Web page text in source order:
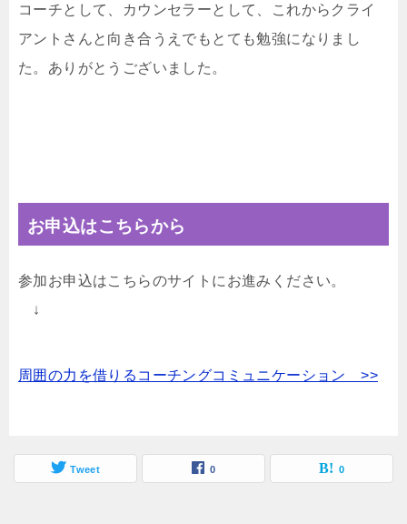
コーチとして、カウンセラーとして、これからクライ
アントさんと向き合うえでもとても勉強になりまし
た。ありがとうございました。
お申込はこちらから
参加お申込はこちらのサイトにお進みください。
↓
周囲の力を借りるコーチングコミュニケーション >>
Tweet 0 0